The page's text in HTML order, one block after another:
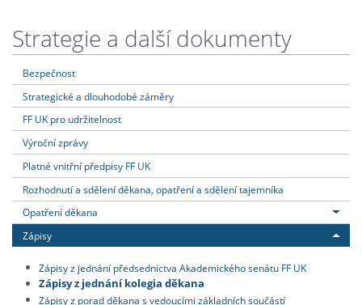
Strategie a další dokumenty
Bezpečnost
Strategické a dlouhodobé záměry
FF UK pro udržitelnost
Výroční zprávy
Platné vnitřní předpisy FF UK
Rozhodnutí a sdělení děkana, opatření a sdělení tajemníka
Opatření děkana
Zápisy
Zápisy z jednání předsednictva Akademického senátu FF UK
Zápisy z jednání kolegia děkana
Zápisy z porad děkana s vedoucími základních součástí